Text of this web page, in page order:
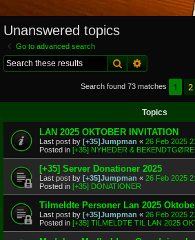
Unanswered topics
Go to advanced search
Search
Search found 73 matches 1 2
Topics
LAN 2025 OKTOBER INVITATION
Last post by [+35]Jumpman « 26 Feb 2025
Posted in [+35] NYHEDER &
[+35] Server Donationer 2025
Last post by [+35]Jumpman « 26 Feb 2025
Posted in [+35] DONATIONER
Tilmeldte Personer Lan 2025
Last post by [+35]Jumpman « 26 Feb 2025
Posted in [+35] TILMELDTE TIL LAN 2025